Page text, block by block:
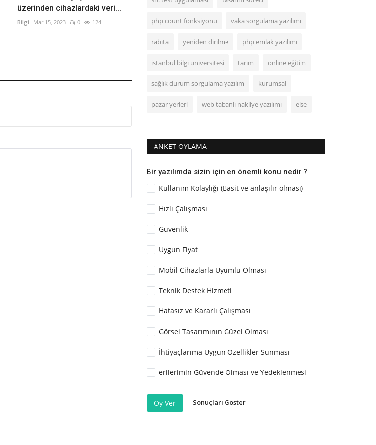
üzerinden cihazlardaki veri...
Bilgi Mar 15, 2023 0 124 php count fonksiyonu vaka sorgulama yazılımı
rabıta yeniden dirilme php emlak yazılımı
istanbul bilgi üniversitesi tarım online eğitim
sağlık durum sorgulama yazılım kurumsal
pazar yerleri web tabanlı nakliye yazılımı else
ANKET OYLAMA
Bir yazılımda sizin için en önemli konu nedir ?
Kullanım Kolaylığı (Basit ve anlaşılır olması)
Hızlı Çalışması
Güvenlik
Uygun Fiyat
Mobil Cihazlarla Uyumlu Olması
Teknik Destek Hizmeti
Hatasız ve Kararlı Çalışması
Görsel Tasarımının Güzel Olması
İhtiyaçlarıma Uygun Özellikler Sunması
erilerimin Güvende Olması ve Yedeklenmesi
Oy Ver Sonuçları Göster